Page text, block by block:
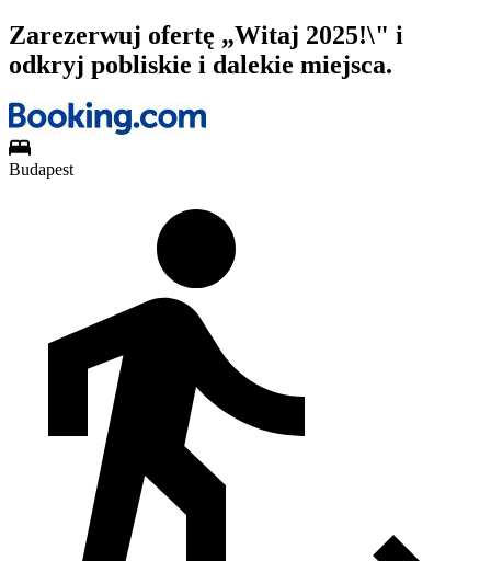
Zarezerwuj ofertę „Witaj 2025!\" i
odkryj pobliskie i dalekie miejsca.
Budapest